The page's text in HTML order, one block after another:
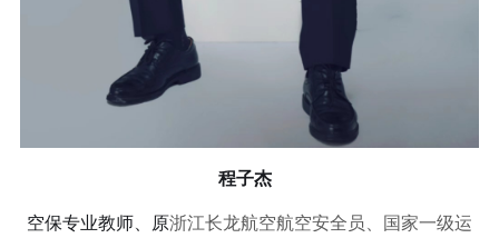
程子杰
空保专业教师、 原浙江长龙航空航空安全员、
国家一级运